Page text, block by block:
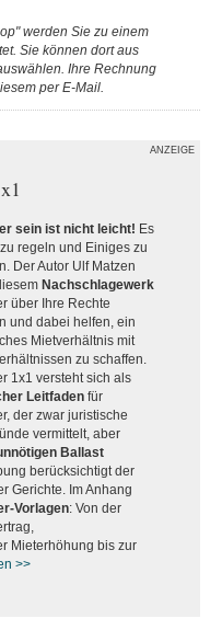
werden Sie zu einem
Sie können dort aus
Ihre Rechnung
per E-Mail.
ANZEIGE
sein ist nicht leicht! Es
regeln und Einiges zu
Der Autor Ulf Matzen
Nachschlagewerk
über Ihre Rechte
und dabei helfen, ein
Mietverhältnis mit
zu schaffen.
1x1 versteht sich als
Leitfaden für
der zwar juristische
vermittelt, aber
Ballast
berücksichtigt der
Gerichte. Im Anhang
Vorlagen: Von der
Mieterhöhung bis zur
>>